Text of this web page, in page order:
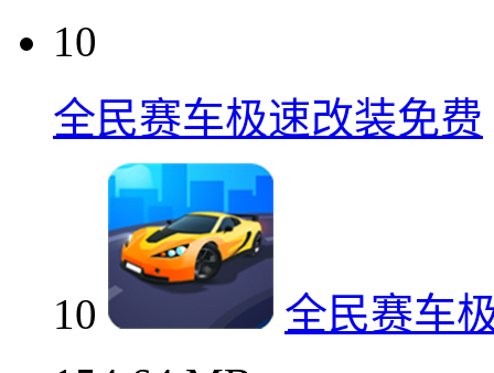
10
全民赛车极速改装免费
10
全民赛车